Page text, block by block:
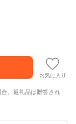
お気に入り
、返礼品は贈答され